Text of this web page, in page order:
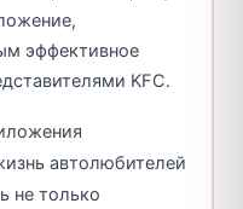
эффективное
KFC.
автолюбителей
не только